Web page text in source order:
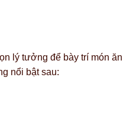
lý tưởng để bày trí món ăn
nổi bật sau: